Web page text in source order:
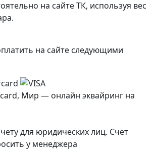
на сайте ТК, используя вес
на сайте следующими
Мир — онлайн эквайринг на
для юридических лиц. Счет
у менеджера